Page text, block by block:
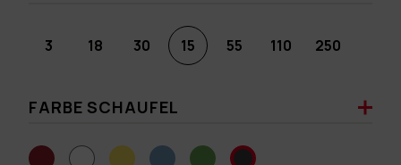
3 18 30 15 55 110 250
FARBE SCHAUFEL